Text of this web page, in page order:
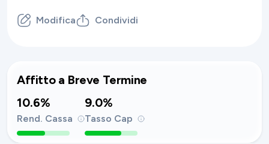
Modifica Condividi
Affitto a Breve Termine
10.6%
Rend. Cassa
9.0%
Tasso Cap